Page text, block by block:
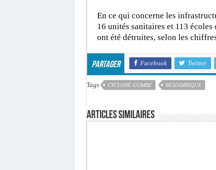
En ce qui concerne les
16 unités sanitaires et 113
ont été détruites, selon les
Partager Facebook Twitter
Tags CYCLONE GOMBE MOZAMBIQUE
Articles similaires